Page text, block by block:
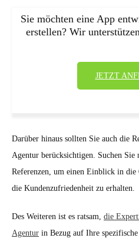
Sie möchten eine App
erstellen? Wir
JETZT
Darüber hinaus sollten Sie auch die
Agentur berücksichtigen. Suchen Sie
Referenzen, um einen Einblick in die
die Kundenzufriedenheit zu erhalten.
Des Weiteren ist es ratsam, die
Agentur in Bezug auf Ihre